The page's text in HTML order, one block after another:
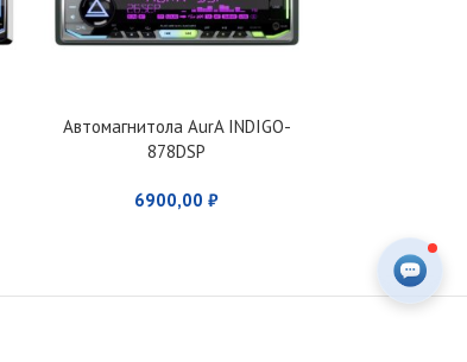
Автомагнитола AurA INDIGO-
878DSP
6900,00₽